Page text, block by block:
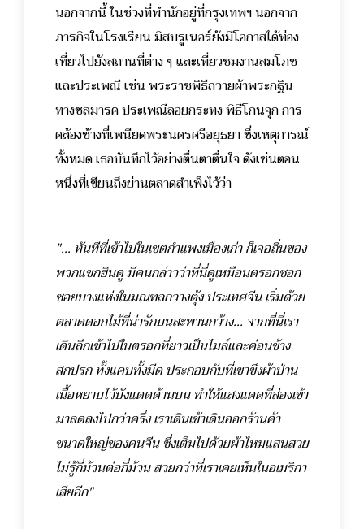
นอกจากนี้ ในช่วงที่พำนักอยู่ที่กรุงเทพฯ นอกจาก
ภารกิจในโรงเรียน มิสบรูเนอร์ยังมีโอกาสได้ท่อง
เที่ยวไปยังสถานที่ต่าง ๆ และเที่ยวชมงานสมโภช
และประเพณี เช่น พระราชพิธีถวายผ้าพระกฐิน
ทางชลมารค ประเพณีลอยกระทง พิธีโกนจุก การ
คล้องช้างที่เพนียดพระนครศรีอยุธยา ซึ่งเหตุการณ์
ทั้งหมด เธอบันทึกไว้อย่างตื่นตาตื่นใจ ดังเช่นตอน
หนึ่งที่เขียนถึงย่านตลาดสำเพ็งไว้ว่า
"... ทันทีที่เข้าไปในเขตกำแพงเมืองเก่า ก็เจอถิ่นของ
พวกแขกฮินดู มีคนกล่าวว่าที่นี่ดูเหมือนตรอกซอก
ซอยบางแห่งในมณฑลกวางตุ้ง ประเทศจีน เริ่มด้วย
ตลาดดอกไม้ที่น่ารักบนสะพานกว้าง... จากที่นี่เรา
เดินลึกเข้าไปในตรอกที่ยาวเป็นไมล์และค่อนข้าง
สกปรก ทั้งแคบทั้งมืด ประกอบกับที่เขาขึงผ้าป่าน
เนื้อหยาบไว้บังแดดด้านบน ทำให้แสงแดดที่ส่องเข้า
มาลดลงไปกว่าครึ่ง เราเดินเข้าเดินออกร้านค้า
ขนาดใหญ่ของคนจีน ซึ่งเต็มไปด้วยผ้าไหมแสนสวย
ไม่รู้กี่ม้วนต่อกี่ม้วน สวยกว่าที่เราเคยเห็นในอเมริกา
เสียอีก"